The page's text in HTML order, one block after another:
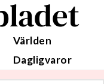
Världen
Dagligvaror